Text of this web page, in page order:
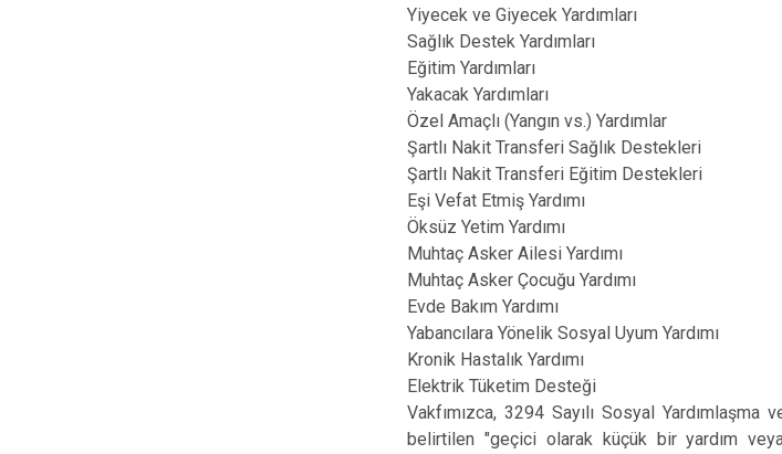
Yiyecek ve Giyecek Yardımları
Sağlık Destek Yardımları
Eğitim Yardımları
Yakacak Yardımları
Özel Amaçlı (Yangın vs.) Yardımlar
Şartlı Nakit Transferi Sağlık Destekleri
Şartlı Nakit Transferi Eğitim Destekleri
Eşi Vefat Etmiş Yardımı
Öksüz Yetim Yardımı
Muhtaç Asker Ailesi Yardımı
Muhtaç Asker Çocuğu Yardımı
Evde Bakım Yardımı
Yabancılara Yönelik Sosyal Uyum Yardımı
Kronik Hastalık Yardımı
Elektrik Tüketim Desteği
Vakfımızca, 3294 Sayılı Sosyal Yardımlaşma
belirtilen "geçici olarak küçük bir yardım